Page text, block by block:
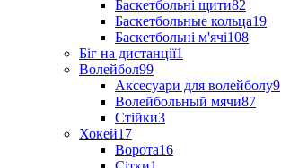
Баскетбольні щити82
Баскетбольные кольца19
Баскетбольні м'ячі108
Біг на дистанції1
Волейбол99
Аксесуари для волейболу9
Волейбольный мячи87
Стійки3
Хокей17
Ворота16